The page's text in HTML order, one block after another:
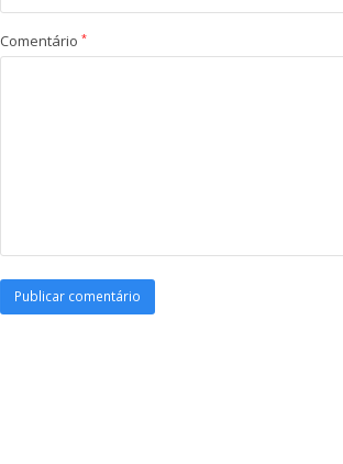
Comentário *